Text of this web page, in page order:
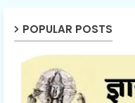
POPULAR POSTS